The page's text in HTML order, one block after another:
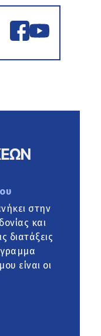
στην
και
διατάξεις
είναι οι